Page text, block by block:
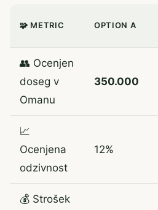
🧩 METRIC OPTION A
👥 Ocenjen
doseg v
Omanu
350.000
📈
Ocenjena
odzivnost
12%
💰 Strošek